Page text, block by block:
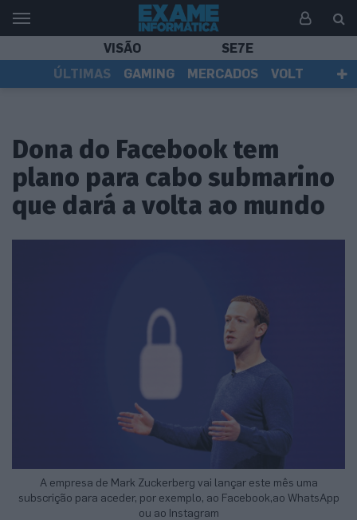
VISÃO
SE7E
ÚLTIMAS
GAMING MERCADOS
VOLT
Dona do Facebook tem
plano para cabo submarino
que dará a volta ao mundo
A empresa de Mark Zuckerberg vai lançar este mês uma
subscrição para aceder, por exemplo, ao Facebook,ao WhatsApp
ou ao Instagram